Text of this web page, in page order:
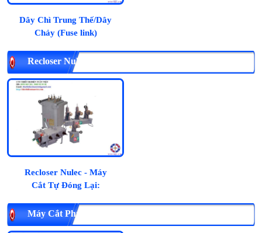
Dây Chì Trung Thế/Dây
Chảy (Fuse link)
Recloser Nulec (Scheneider Electric) - Máy Cắt Tự Đóng
Lại
Recloser Nulec - Máy
Cắt Tự Đóng Lại:
Máy Cắt Phụ Tải LBS 3P 630A S&S (Hàn Quốc):